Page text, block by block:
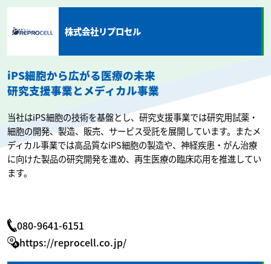
株式会社リプロセル
iPS細胞から広がる医療の未来
研究支援事業とメディカル事業
当社はiPS細胞の技術を基盤とし、研究支援事業では研究用試薬・
細胞の開発、製造、販売、サービス受託を展開しています。またメ
ディカル事業では高品質なiPS細胞の製造や、神経疾患・がん治療
に向けた製品の研究開発を進め、再生医療の臨床応用を推進してい
ます。
080-9641-6151
https://reprocell.co.jp/